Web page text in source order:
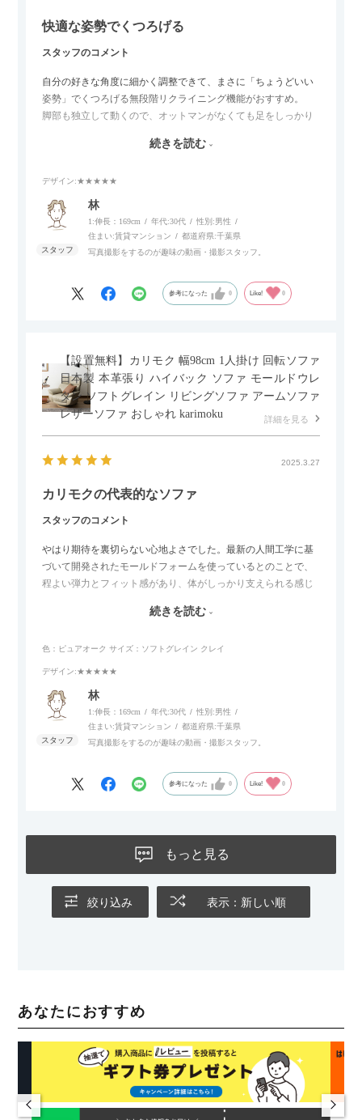
快適な姿勢でくつろげる
スタッフのコメント
自分の好きな角度に細かく調整できて、まさに「ちょうどいい
姿勢」でくつろげる無段階リクライニング機能がおすすめ。
脚部も独立して動くので、オットマンがなくても足をしっかり
スマホやタブレットを充電しながらリラックスできるのが嬉し
個人的にはコードレス＆充電式なので、コンセントの場所を気
にせず、好きな場所に置けるのが画期的に感じました。
続きを読む
デザイン:★★★★★
林
1:伸長：169cm 年代:30代 性別:男性
住まい:賃貸マンション 都道府県:千葉県
写真撮影をするのが趣味の動画・撮影スタッフ。
参考になった 0 Like! 0
【設置無料】カリモク 幅98cm 1人掛け 回転ソファ
日本製 本革張り ハイバック ソファ モールドウレ
タン ソフトグレイン リビングソファ アームソファ
レザーソファ おしゃれ karimoku
詳細を見る
2025.3.27
カリモクの代表的なソファ
スタッフのコメント
やはり期待を裏切らない心地よさでした。最新の人間工学に基
づいて開発されたモールドフォームを使っているとのことで、
程よい弾力とフィット感があり、体がしっかり支えられる感じ
リラックスタイムによさそうでした。回転タイプなので、個人
す。
続きを読む
色：ピュアオーク サイズ：ソフトグレイン クレイ
デザイン:★★★★★
林
1:伸長：169cm 年代:30代 性別:男性
住まい:賃貸マンション 都道府県:千葉県
写真撮影をするのが趣味の動画・撮影スタッフ。
参考になった 0 Like! 0
もっと見る
絞り込み 表示：新しい順
あなたにおすすめ